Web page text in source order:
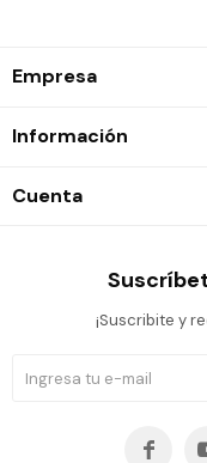
Empresa
Información
Cuenta
¡Suscribite y
